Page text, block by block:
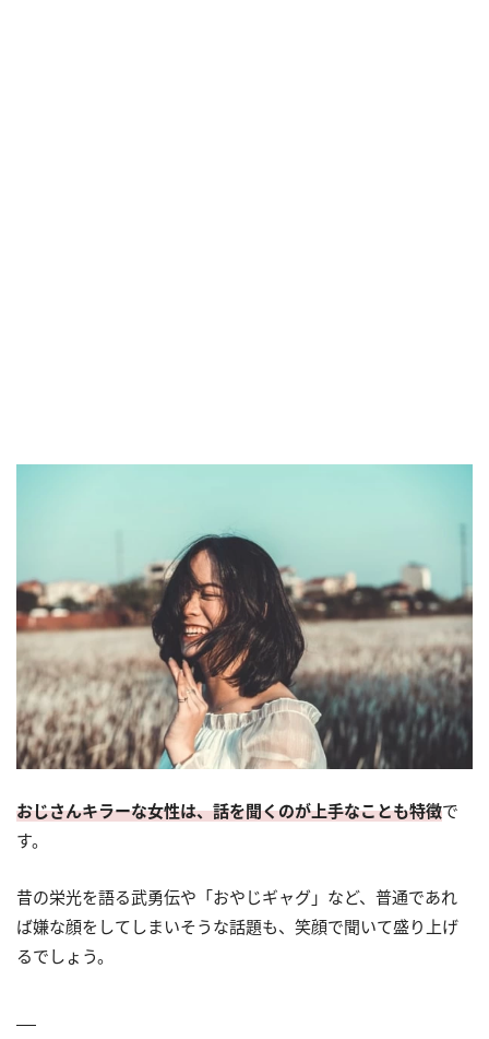
おじさんキラーな女性は、話を聞くのが上手なことも特徴で
す。
昔の栄光を語る武勇伝や「おやじギャグ」など、普通であれ
ば嫌な顔をしてしまいそうな話題も、笑顔で聞いて盛り上げ
るでしょう。